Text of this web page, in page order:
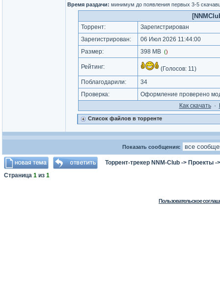
Время раздачи: минимум до появления первых 3-5
Торрент:
Зарегистрирован
Зарегистрирован:
06 Июл 2026 11:44:00
Размер:
398 MB ()
Рейтинг: (Голосов: 11)
Поблагодарили:
34
Проверка:
Оформление проверено
Как cкачать·
Список файлов в торренте
Показать сообщения:
Торрент-трекер NNM-Club -> Проекты -
Страница 1 из 1
Пользовательское